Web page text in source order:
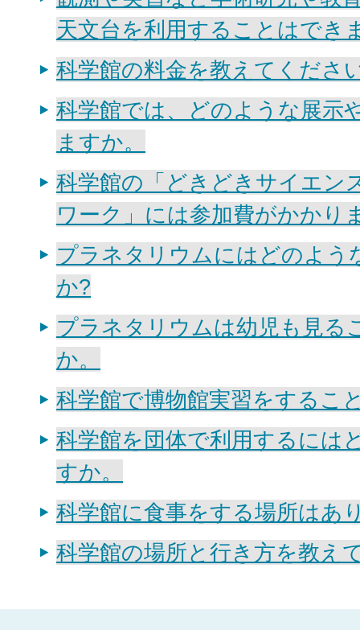
天文台を利用することはでき
科学館の料金を教えてくださ
科学館では、どのような展示
ますか。
科学館の「どきどきサイエン
ワーク」には参加費がかかり
プラネタリウムにはどのよう
か?
プラネタリウムは幼児も見る
か。
科学館で博物館実習をするこ
科学館を団体で利用するには
すか。
科学館に食事をする場所はあ
科学館の場所と行き方を教え